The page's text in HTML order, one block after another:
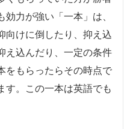
力が強い「一本」は、
向けに倒したり、抑え込
え込んだり、一定の条件
をもらったらその時点で
す。この一本は英語でも